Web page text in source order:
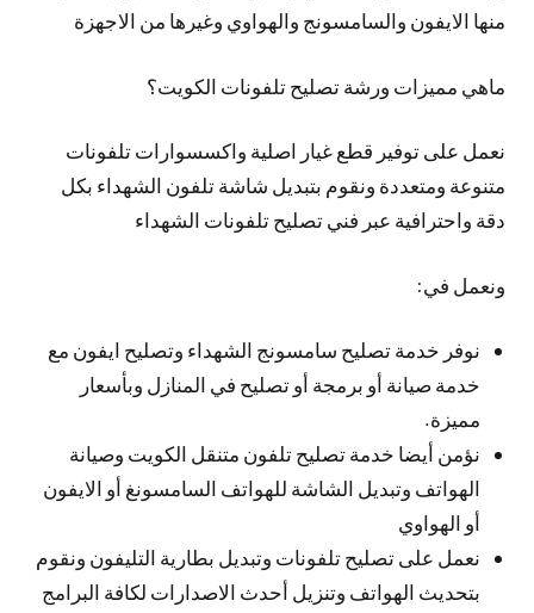
منها الايفون والسامسونج والهواوي وغيرها من الاجهزة
ماهي مميزات ورشة تصليح تلفونات الكويت؟
نعمل على توفير قطع غيار اصلية واكسسوارات تلفونات
متنوعة ومتعددة ونقوم بتبديل شاشة تلفون الشهداء بكل
دقة واحترافية عبر فني تصليح تلفونات الشهداء
ونعمل في:
نوفر خدمة تصليح سامسونج الشهداء وتصليح ايفون مع
خدمة صيانة أو برمجة أو تصليح في المنازل وبأسعار
مميزة.
نؤمن أيضا خدمة تصليح تلفون متنقل الكويت وصيانة
الهواتف وتبديل الشاشة للهواتف السامسونغ أو الايفون
أو الهواوي
نعمل على تصليح تلفونات وتبديل بطارية التليفون ونقوم
بتحديث الهواتف وتنزيل أحدث الاصدارات لكافة البرامج